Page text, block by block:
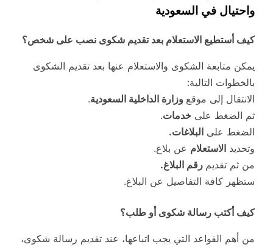
واحتيال في السعودية
كيف أستطيع الاستعلام بعد تقديم شكوى نصب على شخص؟
يمكن متابعة الشكوى والاستعلام عنها بعد تقديم الشكوى
بالخطوات التالية:
الانتقال إلى موقع وزارة الداخلية السعودية.
ثم الضغط على خدمات.
الضغط على البلاغات.
وتحديد الاستعلام عن بلاغ.
من ثم تقديم رقم البلاغ.
ستظهر كافة التفاصيل عن البلاغ.
كيف أكتب رسالة شكوى أو طلب؟
من أهم القواعد التي يجب اتباعها، عند تقديم رسالة شكوى،